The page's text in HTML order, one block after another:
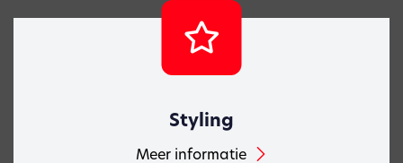
Styling
Meer informatie